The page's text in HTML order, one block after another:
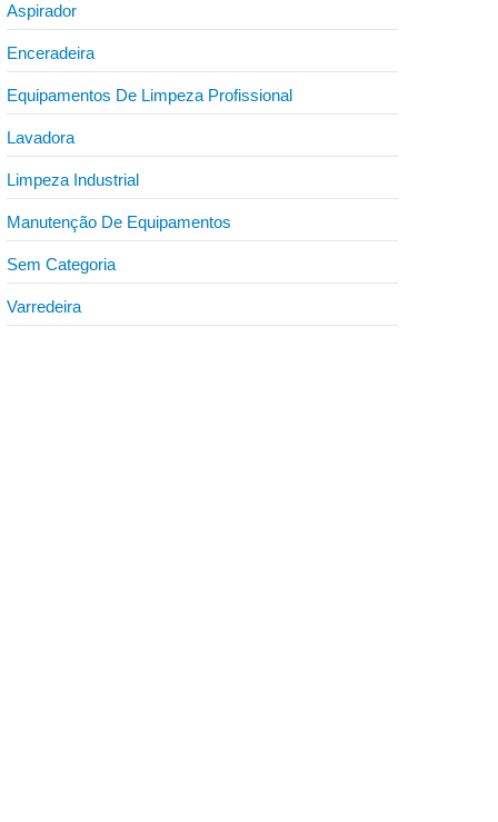
Aspirador
Enceradeira
Equipamentos De Limpeza Profissional
Lavadora
Limpeza Industrial
Manutenção De Equipamentos
Sem Categoria
Varredeira